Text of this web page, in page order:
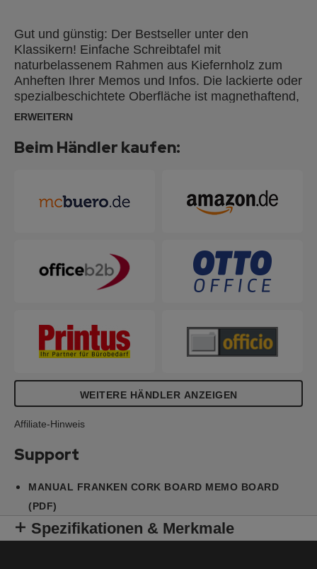
Gut und günstig: Der Bestseller unter den
Klassikern! Einfache Schreibtafel mit
naturbelassenem Rahmen aus Kiefernholz zum
Anheften Ihrer Memos und Infos. Die lackierte oder
spezialbeschichtete Oberfläche ist magnethaftend,
beschriftbar und trocken abwischbar. Sie ist ideal
FRANKEN Tafelschreiber mit alkoholgelöster Tinte
Die Montage ist einfach, problemlos und kann
wahlweise im Hoch- oder Querformat erfolgen.
ERWEITERN
Beim Händler kaufen:
WEITERE HÄNDLER ANZEIGEN
Affiliate-Hinweis
Support
MANUAL FRANKEN CORK BOARD MEMO BOARD
(PDF)
Spezifikationen & Merkmale